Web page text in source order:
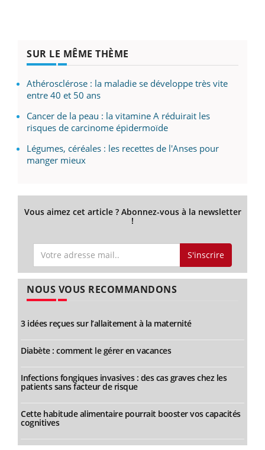
SUR LE MÊME THÈME
Athérosclérose : la maladie se développe très vite
entre 40 et 50 ans
Cancer de la peau : la vitamine A réduirait les
risques de carcinome épidermoïde
Légumes, céréales : les recettes de l'Anses pour
manger mieux
Vous aimez cet article ? Abonnez-vous à la newsletter
!
S'inscrire
NOUS VOUS RECOMMANDONS
3 idées reçues sur l’allaitement à la maternité
Diabète : comment le gérer en vacances
Infections fongiques invasives : des cas graves chez les
patients sans facteur de risque
Cette habitude alimentaire pourrait booster vos capacités
cognitives